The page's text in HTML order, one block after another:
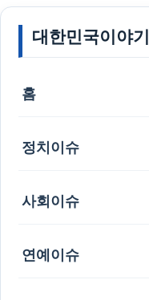
대한민국이야기
홈
정치이슈
사회이슈
연예이슈